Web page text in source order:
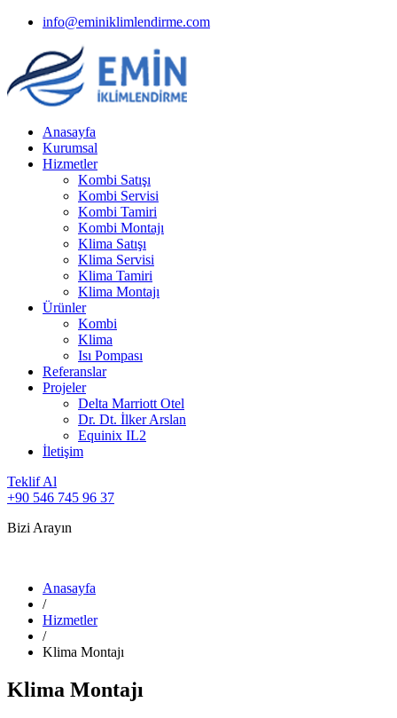
info@eminiklimlendirme.com
Anasayfa
Kurumsal
Hizmetler
Kombi Satışı
Kombi Servisi
Kombi Tamiri
Kombi Montajı
Klima Satışı
Klima Servisi
Klima Tamiri
Klima Montajı
Ürünler
Kombi
Klima
Isı Pompası
Referanslar
Projeler
Delta Marriott Otel
Dr. Dt. İlker Arslan
Equinix IL2
İletişim
Teklif Al
+90 546 745 96 37
Bizi Arayın
Anasayfa
/
Hizmetler
/
Klima Montajı
Klima Montajı